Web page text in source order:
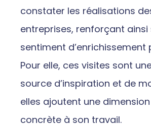
constater les réalisations
entreprises, renforçant ainsi
sentiment d’enrichissement
Pour elle, ces visites sont
source d’inspiration et de
elles ajoutent une
concrète à son travail.